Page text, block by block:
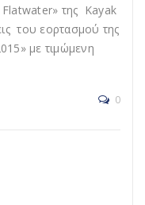
της Kayak
του εορτασμού της
με τιμώμενη
0